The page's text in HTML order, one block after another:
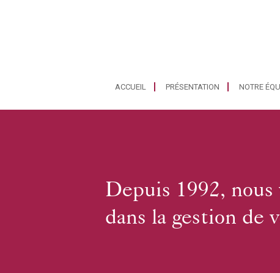
ACCUEIL PRÉSENTATION NOTRE